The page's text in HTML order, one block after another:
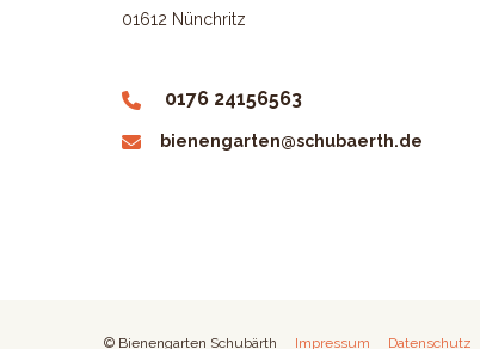
01612 Nünchritz
0176 24156563
bienengarten@schubaerth.de
© Bienengarten Schubärth Impressum Datenschutz